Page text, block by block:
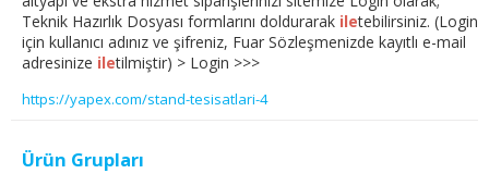
Teknik Hazırlık Dosyası formlarını doldurarak iletebilirsiniz. (Login
için kullanıcı adınız ve şifreniz, Fuar Sözleşmenizde kayıtlı e-mail
adresinize iletilmiştir) > Login >>>
https://yapex.com/stand-tesisatlari-4
Ürün Grupları